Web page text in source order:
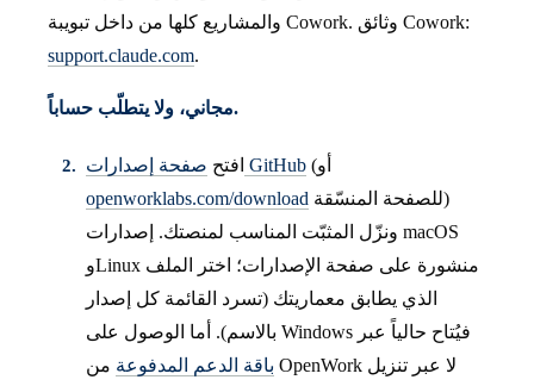
والمشاريع كلها من داخل تبويبة Cowork. وثائق Cowork:
support.claude.com.
مجاني، ولا يتطلّب حساباً.
افتح صفحة إصدارات GitHub (أو
openworklabs.com/download
ونزّل المثبّت المناسب لمنصتك. إصدارات macOS
وLinux منشورة على صفحة الإصدارات؛ اختر الملف
الذي يطابق معماريتك (تسرد القائمة كل إصدار
بالاسم). أما الوصول على Windows فيُتاح حالياً عبر
باقة الدعم المدفوعة من OpenWork لا عبر تنزيل